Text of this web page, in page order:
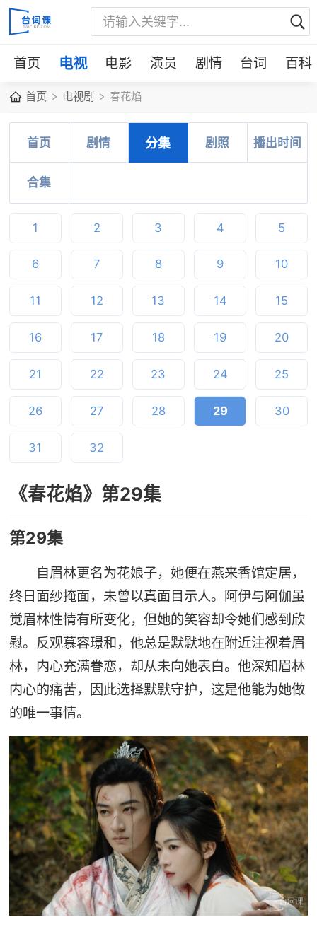
首页 电视 电影 演员 剧情 台词 百科
首页 电视剧 春花焰
首页 剧情 分集 剧照 播出时间
合集
1 2 3 4 5
6 7 8 9 10
11 12 13 14 15
16 17 18 19 20
21 22 23 24 25
26 27 28 29 30
31 32
《春花焰》第29集
第29集
自眉林更名为花娘子，她便在燕来香馆定居，
终日面纱掩面，未曾以真面目示人。阿伊与阿伽虽
觉眉林性情有所变化，但她的笑容却令她们感到欣
慰。反观慕容璟和，他总是默默地在附近注视着眉
林，内心充满眷恋，却从未向她表白。他深知眉林
内心的痛苦，因此选择默默守护，这是他能为她做
的唯一事情。